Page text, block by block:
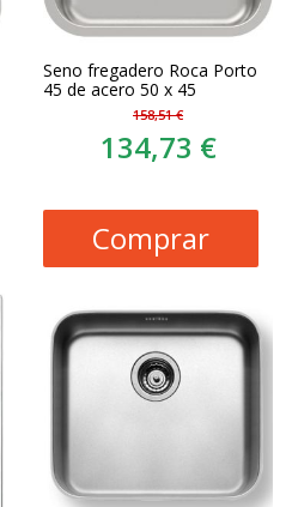
Seno fregadero Roca Porto
45 de acero 50 x 45
158,51 €
134,73 €
Comprar